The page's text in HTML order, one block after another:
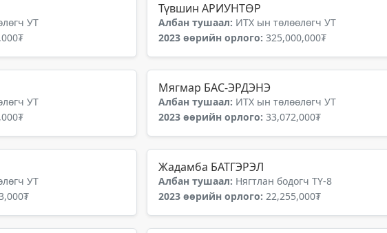
УТ
Түвшин АРИУНТӨР
Албан тушаал: ИТХ ын төлөөлөгч УТ
2023 өөрийн орлого: 325,000,000₮
УТ
Мягмар БАС-ЭРДЭНЭ
Албан тушаал: ИТХ ын төлөөлөгч УТ
2023 өөрийн орлого: 33,072,000₮
УТ
Жадамба БАТГЭРЭЛ
Албан тушаал: Нягтлан бодогч ТҮ-8
2023 өөрийн орлого: 22,255,000₮